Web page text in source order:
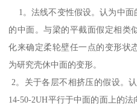
1。法线不变性假设。认为中面
的中面。与梁的平截面假定相类
化来确定柔轮壁任一点的变形状
为研究壳休中面的变形。
2。关于各层不相挤压的假设。
14-50-2UH平行于中面的面上的